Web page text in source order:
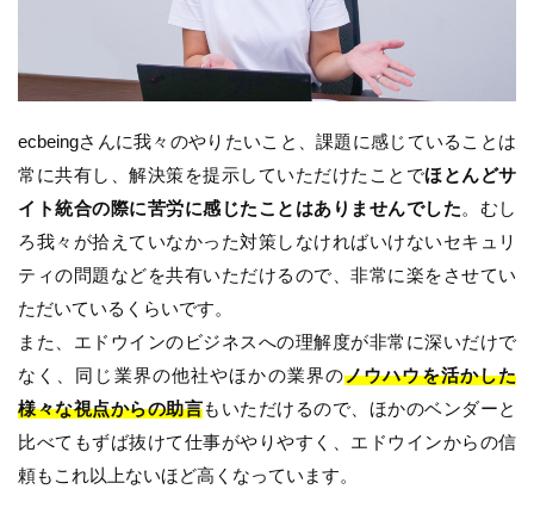
ecbeingさんに我々のやりたいこと、課題に感じていることは
常に共有し、解決策を提示していただけたことでほとんどサ
イト統合の際に苦労に感じたことはありませんでした。むし
ろ我々が拾えていなかった対策しなければいけないセキュリ
ティの問題などを共有いただけるので、非常に楽をさせてい
ただいているくらいです。
また、エドウインのビジネスへの理解度が非常に深いだけで
なく、同じ業界の他社やほかの業界のノウハウを活かした
様々な視点からの助言もいただけるので、ほかのベンダーと
比べてもずば抜けて仕事がやりやすく、エドウインからの信
頼もこれ以上ないほど高くなっています。